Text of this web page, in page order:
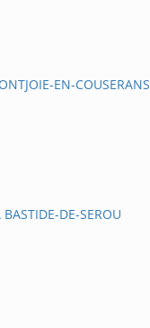
EN-COUSERANS
DE-SEROU